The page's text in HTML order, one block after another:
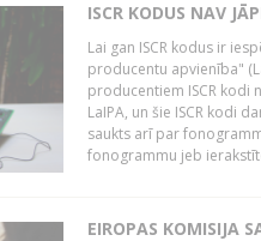
ISCR KODUS NAV
Lai gan ISCR kodus ir
producentu apvienība"
producentiem ISCR kodi
LaIPA, un šie ISCR kodi
saukts arī par
fonogrammu jeb
EIROPAS KOMISIJA